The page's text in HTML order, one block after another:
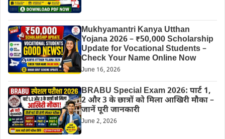
Mukhyamantri Kanya Utthan
Yojana 2026 – ₹50,000 Scholarship
Update for Vocational Students –
Check Your Name Online Now
June 16, 2026
BRABU Special Exam 2026: पार्ट 1,
2 और 3 के छात्रों को मिला आखिरी मौका –
जानें पूरी जानकारी
June 2, 2026